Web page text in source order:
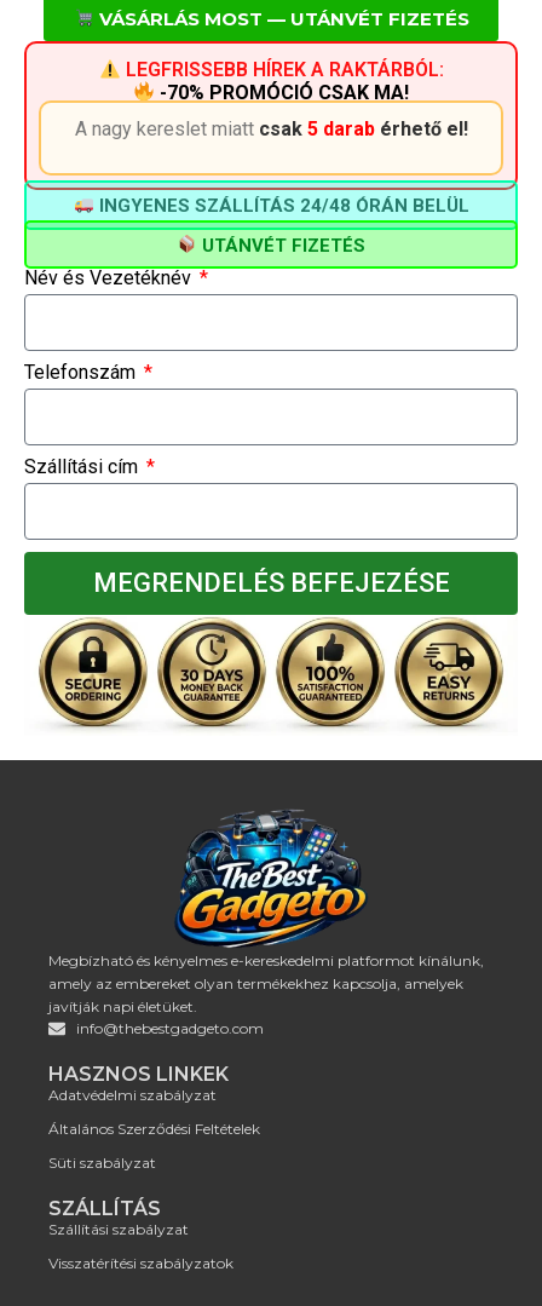
VÁSÁRLÁS MOST — UTÁNVÉT FIZETÉS
LEGFRISSEBB HÍREK A RAKTÁRBÓL:
-70% PROMÓCIÓ CSAK MA!
A nagy kereslet miatt csak 5 darabérhető el!
INGYENES SZÁLLÍTÁS 24/48 ÓRÁN BELÜL
UTÁNVÉT FIZETÉS
Név és Vezetéknév
Telefonszám
Szállítási cím
MEGRENDELÉS BEFEJEZÉSE
Megbízható és kényelmes e-kereskedelmi platformot kínálunk,
amely az embereket olyan termékekhez kapcsolja, amelyek
javítják napi életüket.
info@thebestgadgeto.com
HASZNOS LINKEK
Adatvédelmi szabályzat
Általános Szerződési Feltételek
Süti szabályzat
SZÁLLÍTÁS
Szállítási szabályzat
Visszatérítési szabályzatok